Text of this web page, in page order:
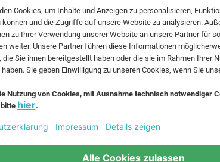
und zzgl.Versandkosten.